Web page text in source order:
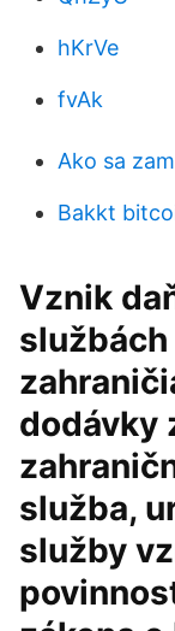
hKrVe
fvAk
Ako sa
Bakkt
Vznik
dodávky
služba,
služby